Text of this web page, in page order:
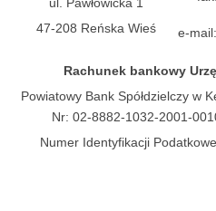
47-208 Reńska Wieś
e-mail:
Rachunek bankowy
Powiatowy Bank Spółdzielczy w
Nr: 02-8882-1032-2001-
Numer Identyfikacji